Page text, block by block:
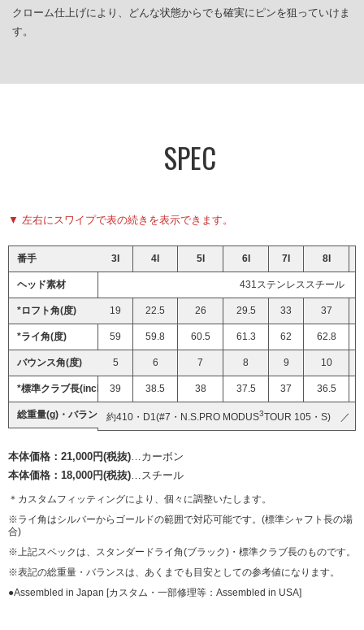
クローム仕上げにより、どんな状態からでも確実にピンを狙っていけま
す。
SPEC
▼ 左右にスワイプで表の続きを表示できます。
3I 4I 5I 6I 7I 8I
431ステンレススチール
19 22.5 26 29.5 33 37
59 59.8 60.5 61.3 62 62.8
5 6 7 8 9 10
39 38.5 38 37.5 37 36.5
約410・D1(#7・N.S.PRO MODUS3TOUR 105・S) ／
番手
ヘッド素材
*ロフト角(度)
*ライ角(度)
バウンス角(度)
*標準クラブ長(inch)
総重量(g)・バランス
本体価格：21,000円(税抜) …カーボン
本体価格：18,000円(税抜) …スチール
＊カスタムフィッティングにより、個々に調整いたします。
※ライ角はシルバーからゴールドの範囲で対応可能です。(標準シャフト長の場
合)
※上記スペックは、スタンダードライ角(ブラック)・標準クラブ長のものです。
※表記の総重量・バランスは、あくまでも目安としての参考値になります。
●Assembled in Japan [カスタム・一部修理等：Assembled in USA]